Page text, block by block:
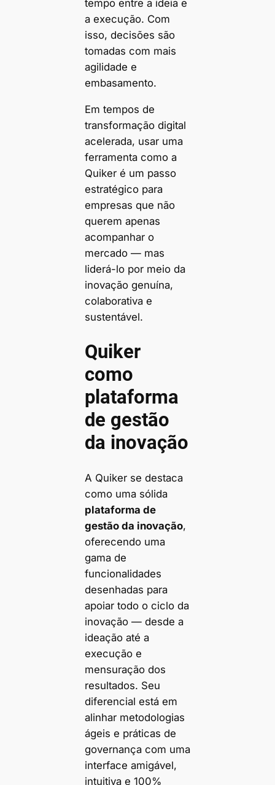
tempo entre a ideia e
a execução. Com
isso, decisões são
tomadas com mais
agilidade e
embasamento.
Em tempos de
transformação digital
acelerada, usar uma
ferramenta como a
Quiker é um passo
estratégico para
empresas que não
querem apenas
acompanhar o
mercado — mas
liderá-lo por meio da
inovação genuína,
colaborativa e
sustentável.
Quiker
como
plataforma
de gestão
da inovação
A Quiker se destaca
como uma sólida
plataforma de
gestão da inovação,
oferecendo uma
gama de
funcionalidades
desenhadas para
apoiar todo o ciclo da
inovação — desde a
ideação até a
execução e
mensuração dos
resultados. Seu
diferencial está em
alinhar metodologias
ágeis e práticas de
governança com uma
interface amigável,
intuitiva e 100%